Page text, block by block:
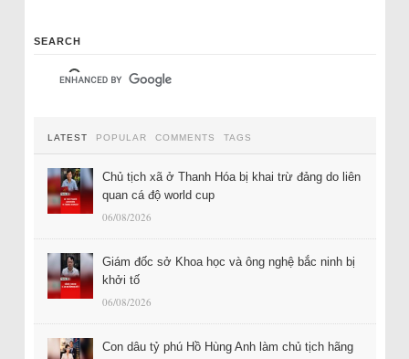
SEARCH
LATEST POPULAR COMMENTS TAGS
Chủ tịch xã ở Thanh Hóa bị khai trừ đảng do liên
quan cá độ world cup
06/08/2026
Giám đốc sở Khoa học và ông nghệ bắc ninh bị
khởi tố
06/08/2026
Con dâu tỷ phú Hồ Hùng Anh làm chủ tịch hãng